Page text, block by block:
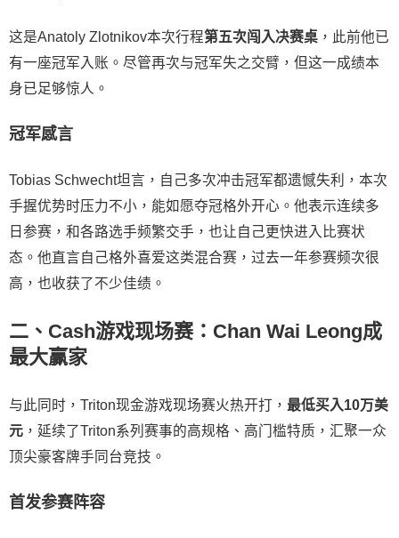
这是Anatoly Zlotnikov本次行程第五次闯入决赛桌 ，此前他已
有一座冠军入账。尽管再次与冠军失之交臂，但这一成绩本
身已足够惊人。
冠军感言
Tobias Schwecht坦言，自己多次冲击冠军都遗憾失利，本次
手握优势时压力不小，能如愿夺冠格外开心。他表示连续多
日参赛，和各路选手频繁交手，也让自己更快进入比赛状
态。他直言自己格外喜爱这类混合赛，过去一年参赛频次很
高，也收获了不少佳绩。
二、Cash游戏现场赛：Chan Wai Leong成
最大赢家
与此同时，Triton现金游戏现场赛火热开打， 最低买入10万美
元 ，延续了Triton系列赛事的高规格、高门槛特质，汇聚一众
顶尖豪客牌手同台竞技。
首发参赛阵容